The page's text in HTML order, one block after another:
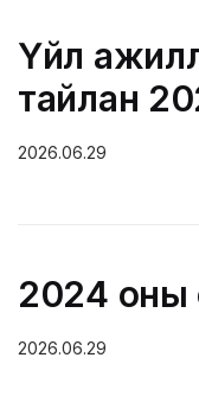
Үйл
тайлан
2026.06.29
2024 оны
2026.06.29